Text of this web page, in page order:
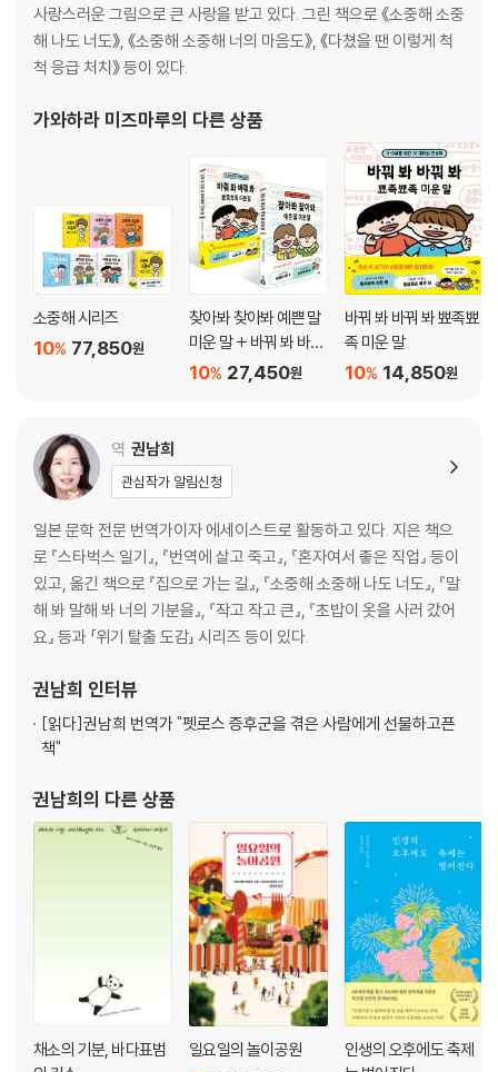
사랑스러운 그림으로 큰 사랑을 받고 있다. 그린 책으로 《소중해 소중
해 나도 너도》, 《소중해 소중해 너의 마음도》, 《다쳤을 땐 이렇게 척
척 응급 처치》 등이 있다.
가와하라 미즈마루의 다른 상품
소중해 시리즈
77,850원
10%
찾아봐 찾아봐 예쁜 말
미운 말 + 바꿔 봐 바꿔
봐 뾰족뾰족 미운 말 세
27,450원
10%
바꿔 봐 바꿔 봐 뾰족뾰
족 미운 말
14,850원
10%
역 권남희
관심작가 알림신청
일본 문학 전문 번역가이자 에세이스트로 활동하고 있다. 지은 책으
로 『스타벅스 일기』, 『번역에 살고 죽고』, 『혼자여서 좋은 직업』 등이
있고, 옮긴 책으로 『집으로 가는 길』, 『소중해 소중해 나도 너도』, 『말
해 봐 말해 봐 너의 기분을』, 『작고 작고 큰』, 『초밥이 옷을 사러 갔어
요』 등과 「위기 탈출 도감」 시리즈 등이 있다.
권남희 인터뷰
[읽다]권남희 번역가 "펫로스 증후군을 겪은 사람에게 선물하고픈
책"
권남희의 다른 상품
채소의 기분, 바다표범
일요일의 놀이공원
인생의 오후에도 축제